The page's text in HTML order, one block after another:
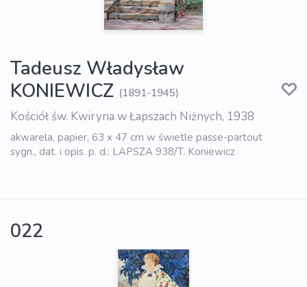
Tadeusz Władysław
KONIEWICZ (1891-1945)
Kościół św. Kwiryna w Łapszach Niżnych, 1938
akwarela, papier, 63 x 47 cm w świetle passe-partout
sygn., dat. i opis. p. d.: LAPSZA 938/T. Koniewicz
022